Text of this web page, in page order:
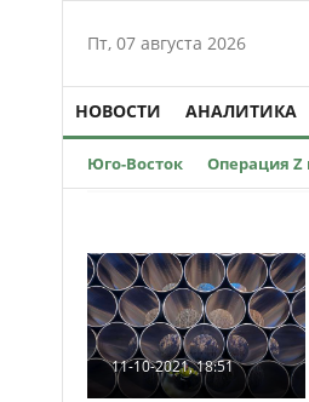
Пт, 07 августа 2026
НОВОСТИ АНАЛИТИКА
Юго-Восток Операция Z
11-10-2021, 18:51